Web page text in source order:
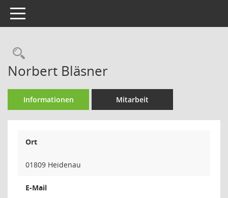
Toggle navigation
Rechercheauswahl
Norbert Bläsner
Informationen Mitarbeit
Ort
01809 Heidenau
E-Mail